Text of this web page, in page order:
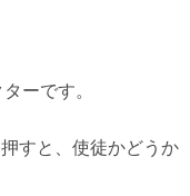
ーです。
すと、使徒かどうか